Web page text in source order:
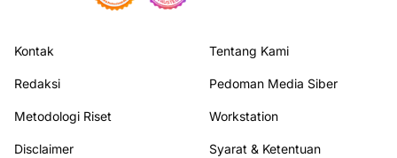
Kontak Tentang Kami
Redaksi Pedoman Media Siber
Metodologi Riset Workstation
Disclaimer Syarat & Ketentuan